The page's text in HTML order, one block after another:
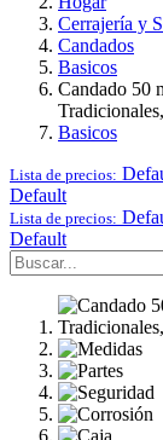
Cerrajería y
Candados
Basicos
Candado 50
Basicos
Lista de precios:
Default
Lista de precios:
Default